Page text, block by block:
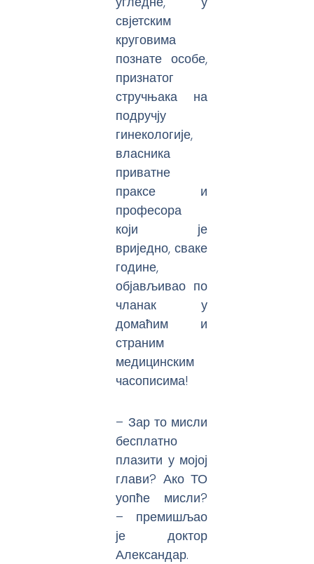
свјетским
круговима
познате особе,
признатог
стручњака на
подручју
гинекологије,
власника
приватне
праксе и
професора
који је
вриједно, сваке
године,
објављивао по
чланак у
домаћим и
страним
медицинским
часописима!
– Зар то мисли
бесплатно
плазити у мојој
глави? Ако ТО
уопће мисли?
– премишљао
је доктор
Александар.